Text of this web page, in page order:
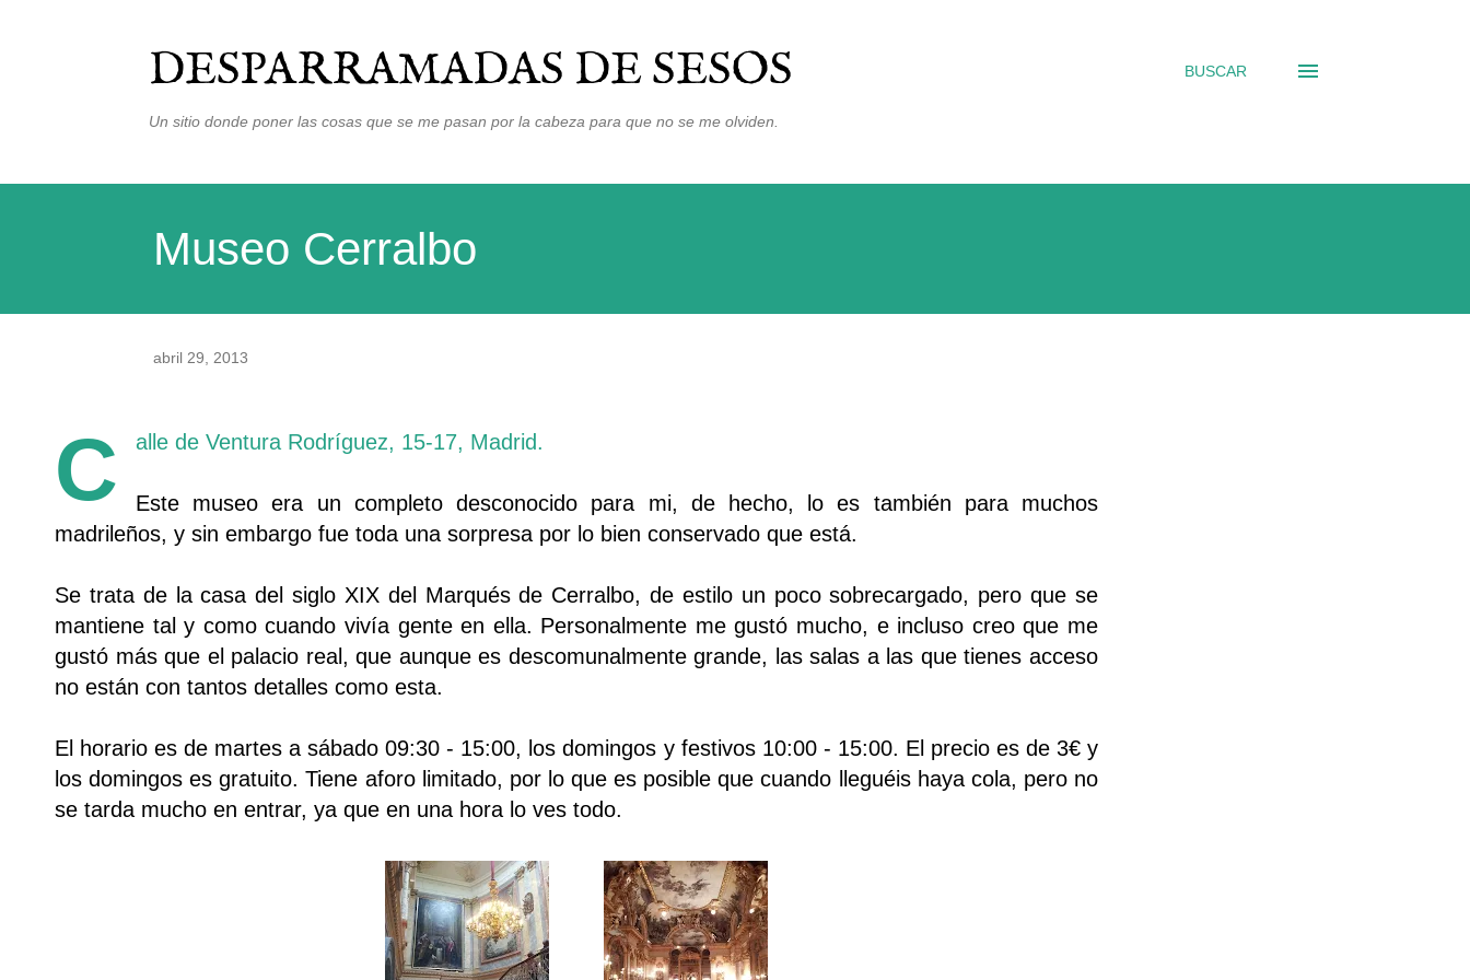
DESPARRAMADAS DE SESOS
Un sitio donde poner las cosas que se me pasan por la cabeza para que no se me olviden.
BUSCAR
Museo Cerralbo
abril 29, 2013
C alle de Ventura Rodríguez, 15-17, Madrid.
Este museo era un completo desconocido para mi, de hecho, lo es también para muchos
madrileños, y sin embargo fue toda una sorpresa por lo bien conservado que está.
Se trata de la casa del siglo XIX del Marqués de Cerralbo, de estilo un poco sobrecargado, pero que se
mantiene tal y como cuando vivía gente en ella. Personalmente me gustó mucho, e incluso creo que me
gustó más que el palacio real, que aunque es descomunalmente grande, las salas a las que tienes acceso
no están con tantos detalles como esta.
El horario es de martes a sábado 09:30 - 15:00, los domingos y festivos 10:00 - 15:00. El precio es de 3€ y
los domingos es gratuito. Tiene aforo limitado, por lo que es posible que cuando lleguéis haya cola, pero no
se tarda mucho en entrar, ya que en una hora lo ves todo.